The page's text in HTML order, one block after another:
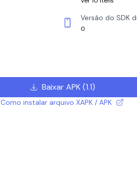
Versão do SDK
0
Baixar APK(1.1)
Como instalar arquivo XAPK / APK